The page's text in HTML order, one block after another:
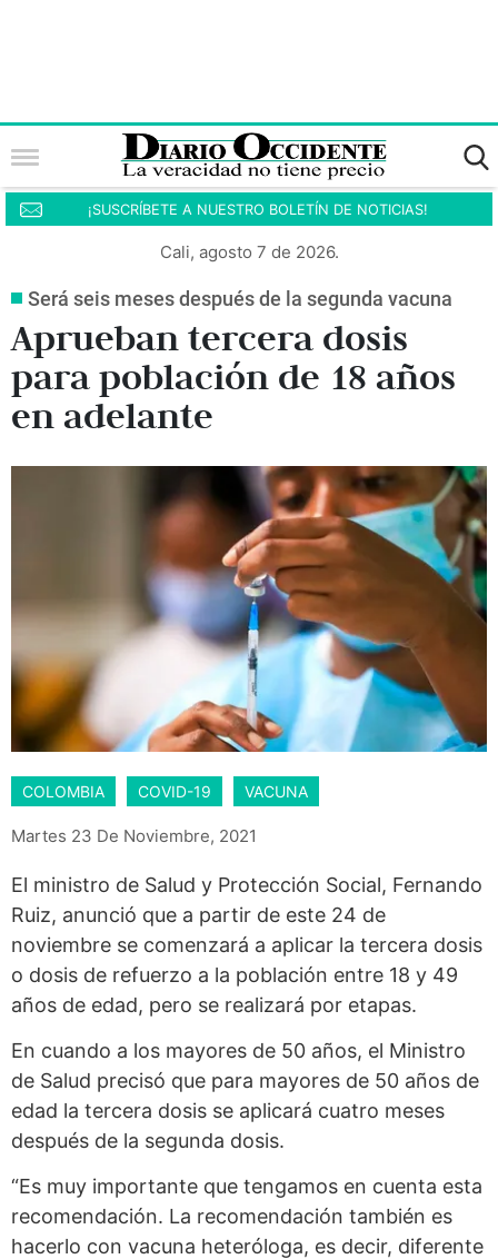
¡SUSCRÍBETE A NUESTRO BOLETÍN DE NOTICIAS!
Cali, agosto 7 de 2026.
Será seis meses después de la segunda vacuna
Aprueban tercera dosis
para población de 18 años
en adelante
COLOMBIA COVID-19 VACUNA
Martes 23 De Noviembre, 2021
El ministro de Salud y Protección Social, Fernando
Ruiz, anunció que a partir de este 24 de
noviembre se comenzará a aplicar la tercera dosis
o dosis de refuerzo a la población entre 18 y 49
años de edad, pero se realizará por etapas.
En cuando a los mayores de 50 años, el Ministro
de Salud precisó que para mayores de 50 años de
edad la tercera dosis se aplicará cuatro meses
después de la segunda dosis.
“Es muy importante que tengamos en cuenta esta
recomendación. La recomendación también es
hacerlo con vacuna heteróloga, es decir, diferente